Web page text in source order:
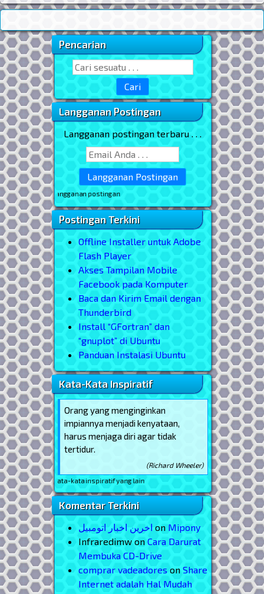
Sidebar Utama
Pencarian
Search for:
Langganan Postingan
Langganan postingan terbaru . . .
* masukkan
Postingan Terkini
Offline Installer untuk Adobe
Flash Player
Akses Tampilan Mobile
Facebook pada Komputer
Baca dan Kirim Email dengan
Thunderbird
Install “GFortran” dan
“gnuplot” di Ubuntu
Panduan Instalasi Ubuntu
Kata-Kata Inspiratif
Orang yang menginginkan
impiannya menjadi kenyataan,
harus menjaga diri agar tidak
tertidur.
(Richard Wheeler)
kata-kata inspiratif yang lain
Komentar Terkini
اخرین اخبار اتومبیل on Mipony
Infraredimwon Cara Darurat
Membuka CD-Drive
comprar vadeadores on Share
Internet adalah Hal Mudah